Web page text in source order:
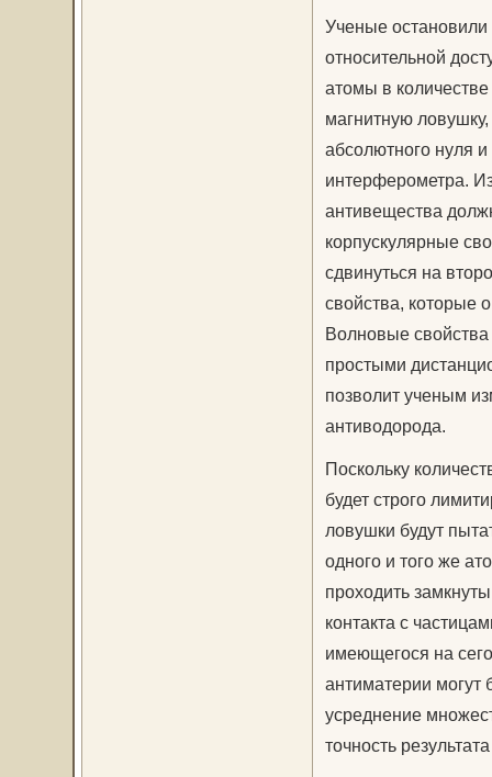
Ученые остановили
относительной
атомы в
магнитную
абсолютного нуля
интерферометра.
антивещества
корпускулярные
сдвинуться на
свойства, которые
Волновые свойства
простыми
позволит ученым
антиводорода.
Поскольку
будет строго
ловушки будут
одного и того же
проходить
контакта с
имеющегося на
антиматерии могут
усреднение
точность